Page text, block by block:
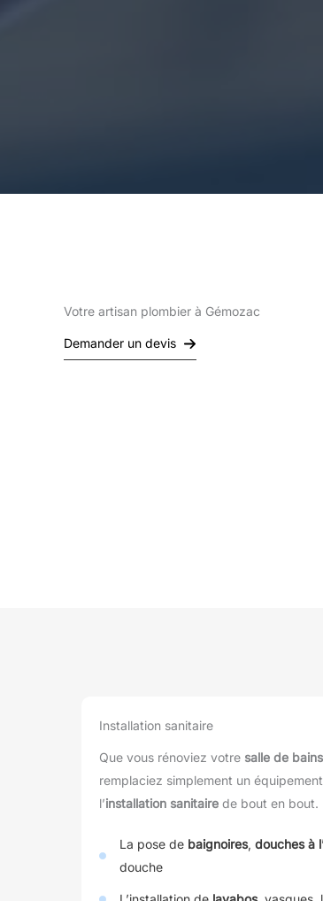
Votre artisan plombier à Gémozac
Demander un devis
Installation sanitaire
Que vous rénoviez votre salle de bains
remplaciez simplement un
l’installation sanitaire de bout en bout.
La pose de baignoires, douches à
douche